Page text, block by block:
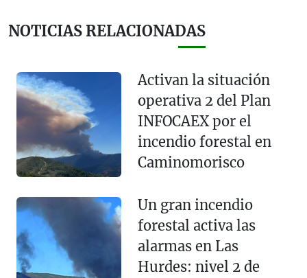
NOTICIAS RELACIONADAS
Activan la situación
operativa 2 del Plan
INFOCAEX por el
incendio forestal en
Caminomorisco
Un gran incendio
forestal activa las
alarmas en Las
Hurdes: nivel 2 de